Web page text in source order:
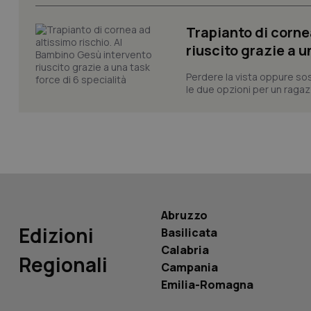
Trapianto di
riuscito grazie a
Perdere la vista oppure
le due opzioni per un
Edizioni
Regionali
Abruzzo
Basilicata
Calabria
Campania
Emilia-Romagna
Nome
Nome
tracking-sites-